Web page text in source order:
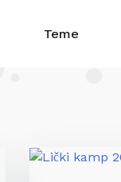
Teme